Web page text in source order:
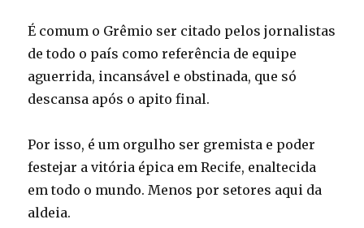
É comum o Grêmio ser citado pelos jornalistas
de todo o país como referência de equipe
aguerrida, incansável e obstinada, que só
descansa após o apito final.
Por isso, é um orgulho ser gremista e poder
festejar a vitória épica em Recife, enaltecida
em todo o mundo. Menos por setores aqui da
aldeia.